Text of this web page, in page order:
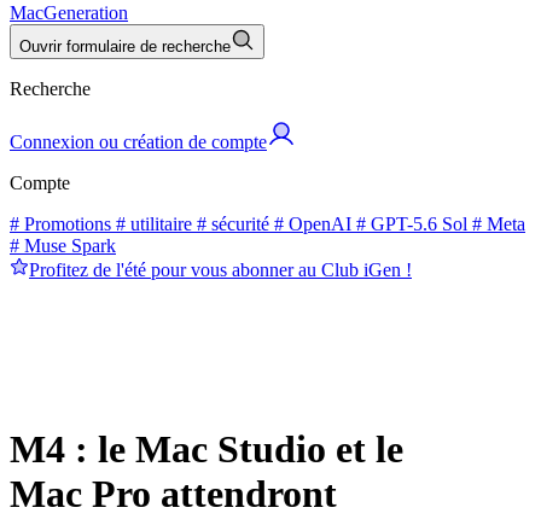
MacGeneration
Ouvrir formulaire de recherche
Recherche
Connexion ou création de compte
Compte
# Promotions # utilitaire # sécurité # OpenAI # GPT-5.6 Sol # Meta
# Muse Spark
Profitez de l'été pour vous abonner au Club iGen !
M4 : le Mac Studio et le
Mac Pro attendront